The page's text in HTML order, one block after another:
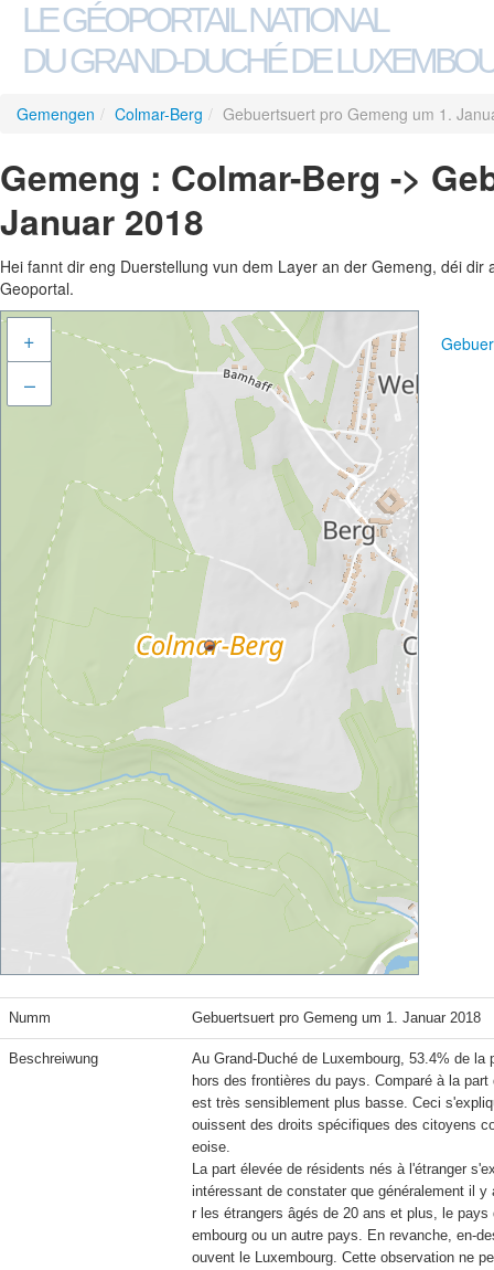
LE GÉOPORTAIL NATIONAL
DU GRAND-DUCHÉ DE
Gemengen / Colmar-Berg / Gebuertsuert pro Gemeng um 1.
Gemeng : Colmar-Berg ->
Januar 2018
Hei fannt dir eng Duerstellung vun dem Layer an der Gemeng, déi
Geoportal.
+
–
Numm Gebuertsuert pro Gemeng um 1. Januar 2018
Beschreiwung
Au Grand-Duché de Luxembourg, 53.4% de
hors des frontières du pays. Comparé à la
est très sensiblement plus basse. Ceci
ouissent des droits spécifiques des citoyens
eoise.
La part élevée de résidents nés à l'étranger
intéressant de constater que généralement il
r les étrangers âgés de 20 ans et plus, le
embourg ou un autre pays. En revanche, en-
ouvent le Luxembourg. Cette observation ne